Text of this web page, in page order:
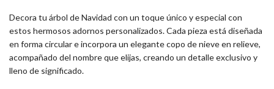
Decora tu árbol de Navidad con un toque único y especial con
estos hermosos adornos personalizados. Cada pieza está diseñada
en forma circular e incorpora un elegante copo de nieve en relieve,
acompañado del nombre que elijas, creando un detalle exclusivo y
lleno de significado.